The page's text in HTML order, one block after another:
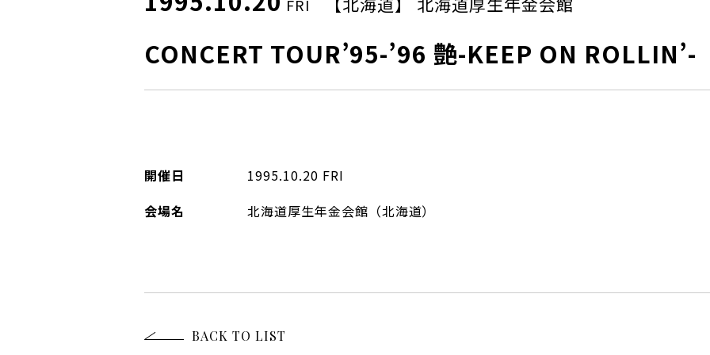
FRI
CONCERT TOUR’95-’96 艶-KEEP ON ROLLIN’-
開催日 1995.10.20 FRI
会場名
北海道厚生年金会館（北海道）
BACK TO LIST